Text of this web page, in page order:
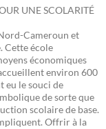
UNE SCOLARITÉ
Cameroun et
Cette école
économiques
environ 600
eu le souci de
de sorte que
scolaire de base.
Offrir à la